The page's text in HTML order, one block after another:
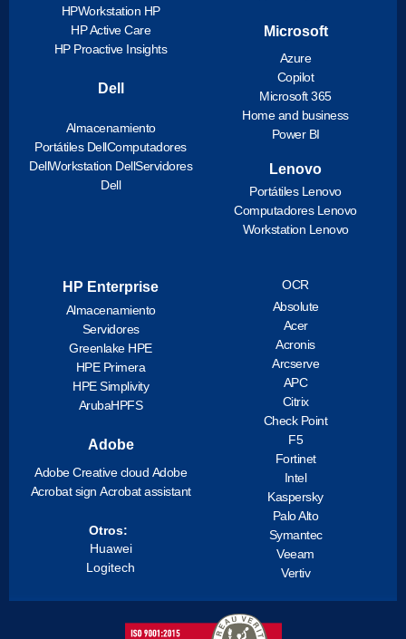
HPWorkstation HP
HP Active Care
HP Proactive Insights
Dell
Almacenamiento
Portátiles DellComputadores
DellWorkstation DellServidores
Dell
Microsoft
Azure
Copilot
Microsoft 365
Home and business
Power BI
Lenovo
Portátiles Lenovo
Computadores Lenovo
Workstation Lenovo
HP Enterprise
Almacenamiento
Servidores
Greenlake HPE
HPE Primera
HPE Simplivity
ArubaHPFS
Adobe
Adobe Creative cloud Adobe
Acrobat sign Acrobat assistant
Otros:
Huawei
Logitech
OCR
Absolute
Acer
Acronis
Arcserve
APC
Citrix
Check Point
F5
Fortinet
Intel
Kaspersky
Palo Alto
Symantec
Veeam
Vertiv